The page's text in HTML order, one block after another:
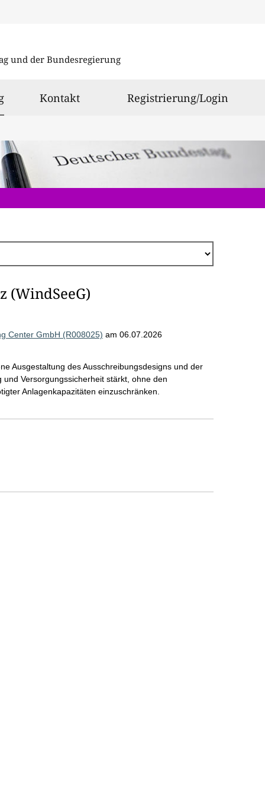
und der Bundesregierung
ausgewählt
Kontakt Registrierung/Login
(WindSeeG)
Center GmbH (R008025) am 06.07.2026
Ausgestaltung des Ausschreibungsdesigns und der
Versorgungssicherheit stärkt, ohne den
Anlagenkapazitäten einzuschränken.